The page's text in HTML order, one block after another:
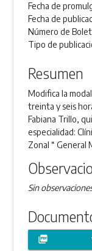
Fecha de
Fecha de
Número de
Tipo de
Resumen
Modifica la
treinta y seis
Fabiana Trillo,
especialidad:
Zonal “ General
Sin
picture_as_pdf